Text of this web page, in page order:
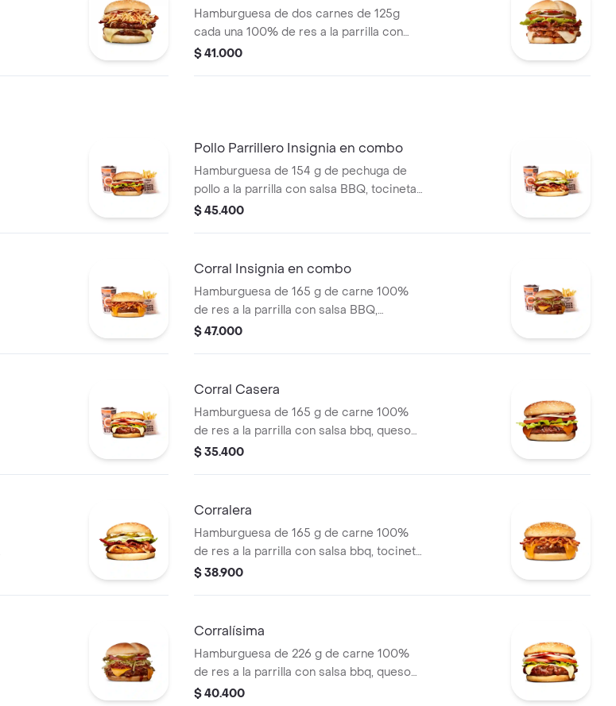
Hamburguesa de dos carnes de 125g
cada una 100% de res a la parrilla con
salsa BBQ, tocineta, queso mozzarella,
$ 41.000
Pollo Parrillero Insignia en combo
Hamburguesa de 154 g de pechuga de
pollo a la parrilla con salsa BBQ, tocineta,
una tajada de queso tipo mozzarella,
medianas (Corral o cascos) + bebida PET
$ 45.400
Corral Insignia en combo
Hamburguesa de 165 g de carne 100%
de res a la parrilla con salsa BBQ,
tocineta, queso americano, pepinillos,
papas Corral medianas + bebida PET
$ 47.000
Corral Casera
Hamburguesa de 165 g de carne 100%
de res a la parrilla con salsa bbq, queso
americano, cebolla en rodajas, tomate en
$ 35.400
Corralera
Hamburguesa de 165 g de carne 100%
de res a la parrilla con salsa bbq, tocineta,
una tajada de queso tipo americano,
$ 38.900
Corralísima
Hamburguesa de 226 g de carne 100%
de res a la parrilla con salsa bbq, queso
mozzarella, tomate en rodajas, cebolla en
$ 40.400